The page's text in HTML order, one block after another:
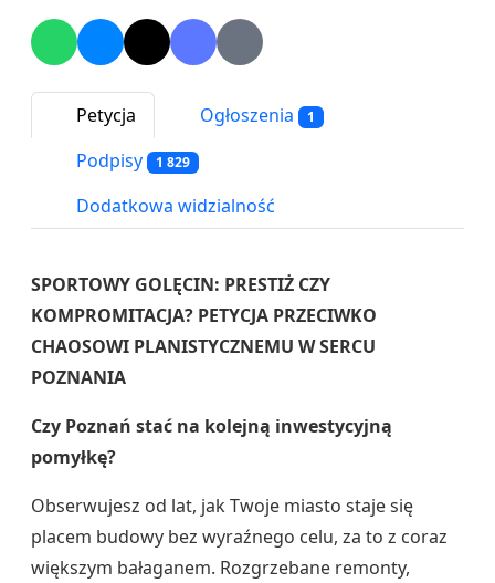
Petycja Ogłoszenia 1
Podpisy 1 829
Dodatkowa widzialność
SPORTOWY GOLĘCIN: PRESTIŻ CZY
KOMPROMITACJA? PETYCJA PRZECIWKO
CHAOSOWI PLANISTYCZNEMU W SERCU
POZNANIA
Czy Poznań stać na kolejną inwestycyjną
pomyłkę?
Obserwujesz od lat, jak Twoje miasto staje się
placem budowy bez wyraźnego celu, za to z coraz
większym bałaganem. Rozgrzebane remonty,